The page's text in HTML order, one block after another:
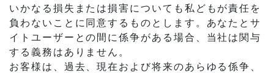
いかなる損失または損害についても私どもが責任を
負わないことに同意するものとします。あなたとサ
イトユーザーとの間に係争がある場合、当社は関与
する義務はありません。
お客様は、過去、現在および将来のあらゆる係争、